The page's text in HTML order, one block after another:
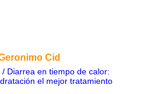
Cid
Diarrea en tiempo de calor:
el mejor tratamiento